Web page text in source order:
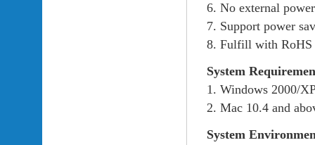
6. No external
7. Support power
8. Fulfill with RoHS
System
1. Windows 2000/
2. Mac 10.4 and
System